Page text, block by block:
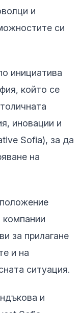
и
си
инициатива
който се
иновации и
Sofia), за да
на
компании
за прилагане
и на
ситуация.
и